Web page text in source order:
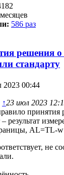
586 раз
решения о
стандарту
2023 00:44
↑23 июл 2023
принятия
результат
AL=TL-w
не